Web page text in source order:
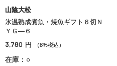
山陰大松
氷温熟成煮魚・焼魚ギフト６切Ｎ
ＹＧ—６
3,780 円 （8%税込）
在庫：○